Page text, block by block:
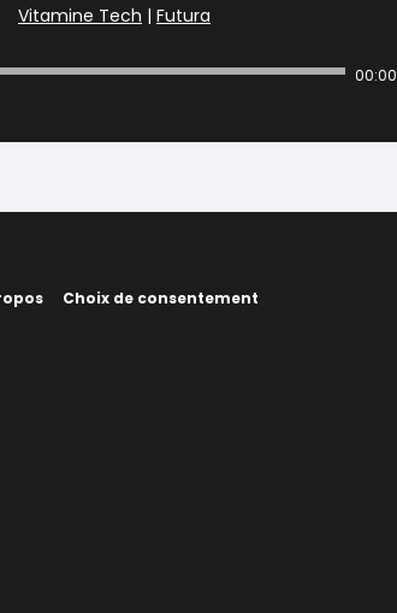
Vitamine Tech | Futura
00:00
Choix de consentement